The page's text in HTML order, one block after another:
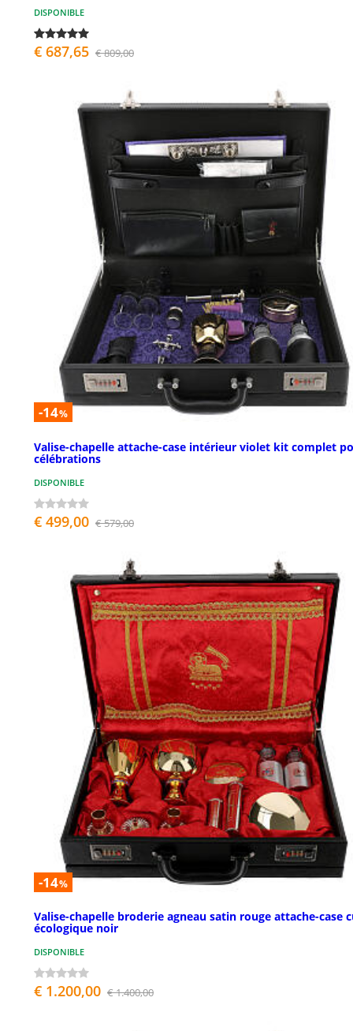
DISPONIBLE
€ 687,65 € 809,00
-14%
Valise-chapelle attache-case intérieur violet kit complet
célébrations
DISPONIBLE
€ 499,00 € 579,00
-14%
Valise-chapelle broderie agneau satin rouge attache-case
écologique noir
DISPONIBLE
€ 1.200,00 € 1.400,00